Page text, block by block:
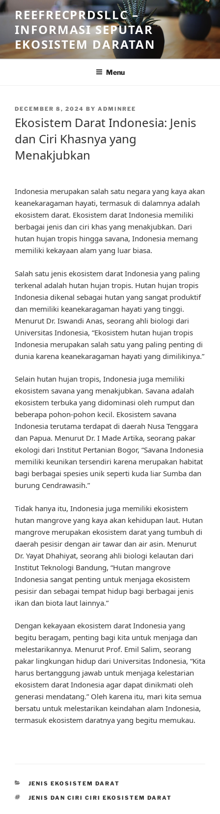
Skip
to
content
REEFRECPRDSLLC –
INFORMASI SEPUTAR
EKOSISTEM DARATAN
Menu
POSTED
ON
DECEMBER 8, 2024 BY ADMINREE
Ekosistem Darat Indonesia: Jenis
dan Ciri Khasnya yang
Menakjubkan
Indonesia merupakan salah satu negara yang kaya akan
keanekaragaman hayati, termasuk di dalamnya adalah
ekosistem darat. Ekosistem darat Indonesia memiliki
berbagai jenis dan ciri khas yang menakjubkan. Dari
hutan hujan tropis hingga savana, Indonesia memang
memiliki kekayaan alam yang luar biasa.
Salah satu jenis ekosistem darat Indonesia yang paling
terkenal adalah hutan hujan tropis. Hutan hujan tropis
Indonesia dikenal sebagai hutan yang sangat produktif
dan memiliki keanekaragaman hayati yang tinggi.
Menurut Dr. Iswandi Anas, seorang ahli biologi dari
Universitas Indonesia, “Ekosistem hutan hujan tropis
Indonesia merupakan salah satu yang paling penting di
dunia karena keanekaragaman hayati yang dimilikinya.”
Selain hutan hujan tropis, Indonesia juga memiliki
ekosistem savana yang menakjubkan. Savana adalah
ekosistem terbuka yang didominasi oleh rumput dan
beberapa pohon-pohon kecil. Ekosistem savana
Indonesia terutama terdapat di daerah Nusa Tenggara
dan Papua. Menurut Dr. I Made Artika, seorang pakar
ekologi dari Institut Pertanian Bogor, “Savana Indonesia
memiliki keunikan tersendiri karena merupakan habitat
bagi berbagai spesies unik seperti kuda liar Sumba dan
burung Cendrawasih.”
Tidak hanya itu, Indonesia juga memiliki ekosistem
hutan mangrove yang kaya akan kehidupan laut. Hutan
mangrove merupakan ekosistem darat yang tumbuh di
daerah pesisir dengan air tawar dan air asin. Menurut
Dr. Yayat Dhahiyat, seorang ahli biologi kelautan dari
Institut Teknologi Bandung, “Hutan mangrove
Indonesia sangat penting untuk menjaga ekosistem
pesisir dan sebagai tempat hidup bagi berbagai jenis
ikan dan biota laut lainnya.”
Dengan kekayaan ekosistem darat Indonesia yang
begitu beragam, penting bagi kita untuk menjaga dan
melestarikannya. Menurut Prof. Emil Salim, seorang
pakar lingkungan hidup dari Universitas Indonesia, “Kita
harus bertanggung jawab untuk menjaga kelestarian
ekosistem darat Indonesia agar dapat dinikmati oleh
generasi mendatang.” Oleh karena itu, mari kita semua
bersatu untuk melestarikan keindahan alam Indonesia,
termasuk ekosistem daratnya yang begitu memukau.
CATEGORIES
JENIS EKOSISTEM DARAT
TAGS
JENIS DAN CIRI CIRI EKOSISTEM DARAT